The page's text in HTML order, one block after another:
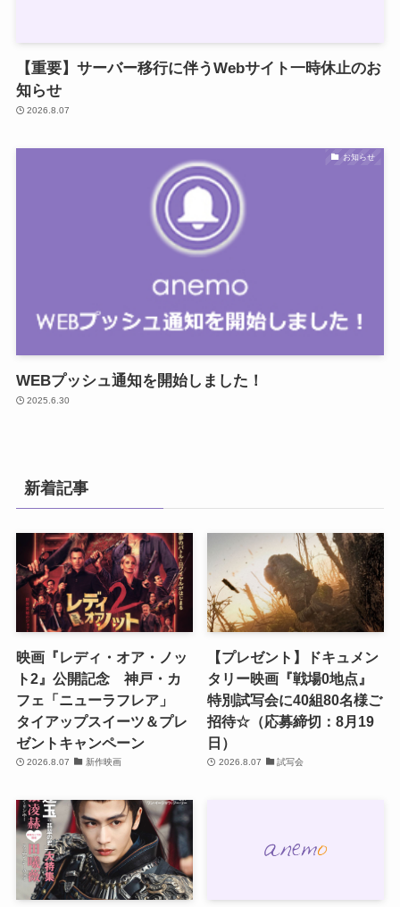
【重要】サーバー移行に伴うWebサイト一時休止のお
知らせ
2026.8.07
お知らせ
WEBプッシュ通知を開始しました！
2025.6.30
新着記事
映画『レディ・オア・ノッ
ト2』公開記念 神戸・カ
フェ「ニューラフレア」
タイアップスイーツ＆プレ
ゼントキャンペーン
2026.8.07 新作映画
【プレゼント】ドキュメン
タリー映画『戦場0地点』
特別試写会に40組80名様ご
招待☆（応募締切：8月19
日）
2026.8.07 試写会